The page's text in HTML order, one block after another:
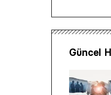
Güncel